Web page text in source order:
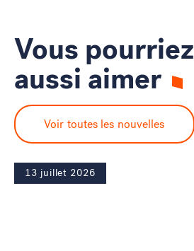
Vous pourriez
aussi aimer
Voir toutes les nouvelles
13 juillet 2026